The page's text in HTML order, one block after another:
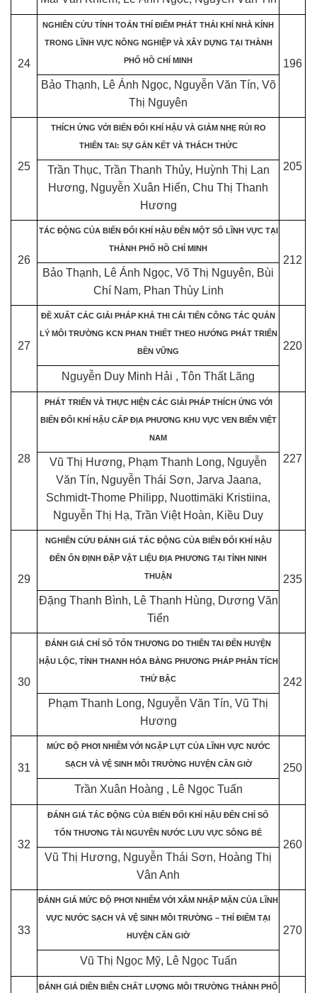
24
NGHIÊN CỨU TÍNH TOÁN THÍ ĐIỂM PHÁT THẢI KHÍ NHÀ KÍNH
TRONG LĨNH VỰC NÔNG NGHIỆP VÀ XÂY DỰNG TẠI THÀNH
PHỐ HỒ CHÍ MINH
196
Bảo Thạnh, Lê Ánh Ngọc, Nguyễn Văn Tín, Võ
Thị Nguyên
25
THÍCH ỨNG VỚI BIẾN ĐỔI KHÍ HẬU VÀ GIẢM NHẸ RỦI RO
THIÊN TAI: SỰ GẮN KẾT VÀ THÁCH THỨC
205
Trần Thục, Trần Thanh Thủy, Huỳnh Thị Lan
Hương, Nguyễn Xuân Hiển, Chu Thị Thanh
Hương
26
TÁC ĐỘNG CỦA BIẾN ĐỔI KHÍ HẬU ĐẾN MỘT SỐ LĨNH VỰC TẠI
THÀNH PHỐ HỒ CHÍ MINH
212
Bảo Thạnh, Lê Ánh Ngọc, Võ Thị Nguyên, Bùi
Chí Nam, Phan Thùy Linh
27
ĐỀ XUẤT CÁC GIẢI PHÁP KHẢ THI CẢI TIẾN CÔNG TÁC QUẢN
LÝ MÔI TRƯỜNG KCN PHAN THIẾT THEO HƯỚNG PHÁT TRIỂN
BỀN VỮNG 220
Nguyễn Duy Minh Hải , Tôn Thất Lãng
28
PHÁT TRIỂN VÀ THỰC HIỆN CÁC GIẢI PHÁP THÍCH ỨNG VỚI
BIẾN ĐỔI KHÍ HẬU CẤP ĐỊA PHƯƠNG KHU VỰC VEN BIỂN VIỆT
NAM
227
Vũ Thị Hương, Phạm Thanh Long, Nguyễn
Văn Tín, Nguyễn Thái Sơn, Jarva Jaana,
Schmidt-Thome Philipp, Nuottimäki Kristiina,
Nguyễn Thị Hạ, Trần Việt Hoàn, Kiều Duy
29
NGHIÊN CỨU ĐÁNH GIÁ TÁC ĐỘNG CỦA BIẾN ĐỔI KHÍ HẬU
ĐẾN ỔN ĐỊNH ĐẬP VẬT LIỆU ĐỊA PHƯƠNG TẠI TỈNH NINH
THUẬN
235
Đặng Thanh Bình, Lê Thanh Hùng, Dương Văn
Tiển
30
ĐÁNH GIÁ CHỈ SỐ TỔN THƯƠNG DO THIÊN TAI ĐẾN HUYỆN
HẬU LỘC, TỈNH THANH HÓA BẰNG PHƯƠNG PHÁP PHÂN TÍCH
THỨ BẬC
242
Phạm Thanh Long, Nguyễn Văn Tín, Vũ Thị
Hương
31
MỨC ĐỘ PHƠI NHIỄM VỚI NGẬP LỤT CỦA LĨNH VỰC NƯỚC
SẠCH VÀ VỆ SINH MÔI TRƯỜNG HUYỆN CẦN GIỜ
250
Trần Xuân Hoàng , Lê Ngọc Tuấn
32
ĐÁNH GIÁ TÁC ĐỘNG CỦA BIẾN ĐỔI KHÍ HẬU ĐẾN CHỈ SỐ
TỔN THƯƠNG TÀI NGUYÊN NƯỚC LƯU VỰC SÔNG BÉ
260
Vũ Thị Hương, Nguyễn Thái Sơn, Hoàng Thị
Vân Anh
33
ĐÁNH GIÁ MỨC ĐỘ PHƠI NHIỄM VỚI XÂM NHẬP MẶN CỦA LĨNH
VỰC NƯỚC SẠCH VÀ VỆ SINH MÔI TRƯỜNG – THÍ ĐIỂM TẠI
HUYỆN CẦN GIỜ 270
Vũ Thị Ngọc Mỹ, Lê Ngọc Tuấn
ĐÁNH GIÁ DIỀN BIỄN CHẤT LƯỢNG MÔI TRƯỜNG THÀNH PHỐ